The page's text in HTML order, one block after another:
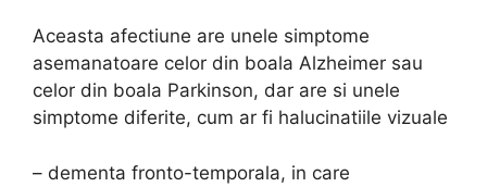
Aceasta afectiune are unele simptome
asemanatoare celor din boala Alzheimer sau
celor din boala Parkinson, dar are si unele
simptome diferite, cum ar fi halucinatiile vizuale
– dementa fronto-temporala, in care